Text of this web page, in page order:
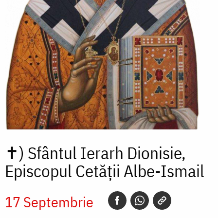
✝) Sfântul Ierarh Dionisie,
Episcopul Cetății Albe-Ismail
17 Septembrie